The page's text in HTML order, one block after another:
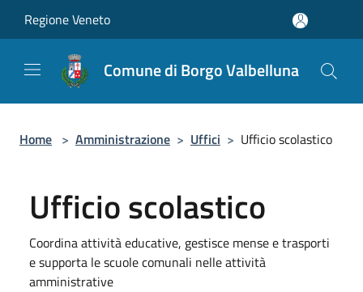
Regione Veneto
Comune di Borgo Valbelluna
Home > Amministrazione > Uffici > Ufficio scolastico
Ufficio scolastico
Coordina attività educative, gestisce mense e trasporti
e supporta le scuole comunali nelle attività
amministrative